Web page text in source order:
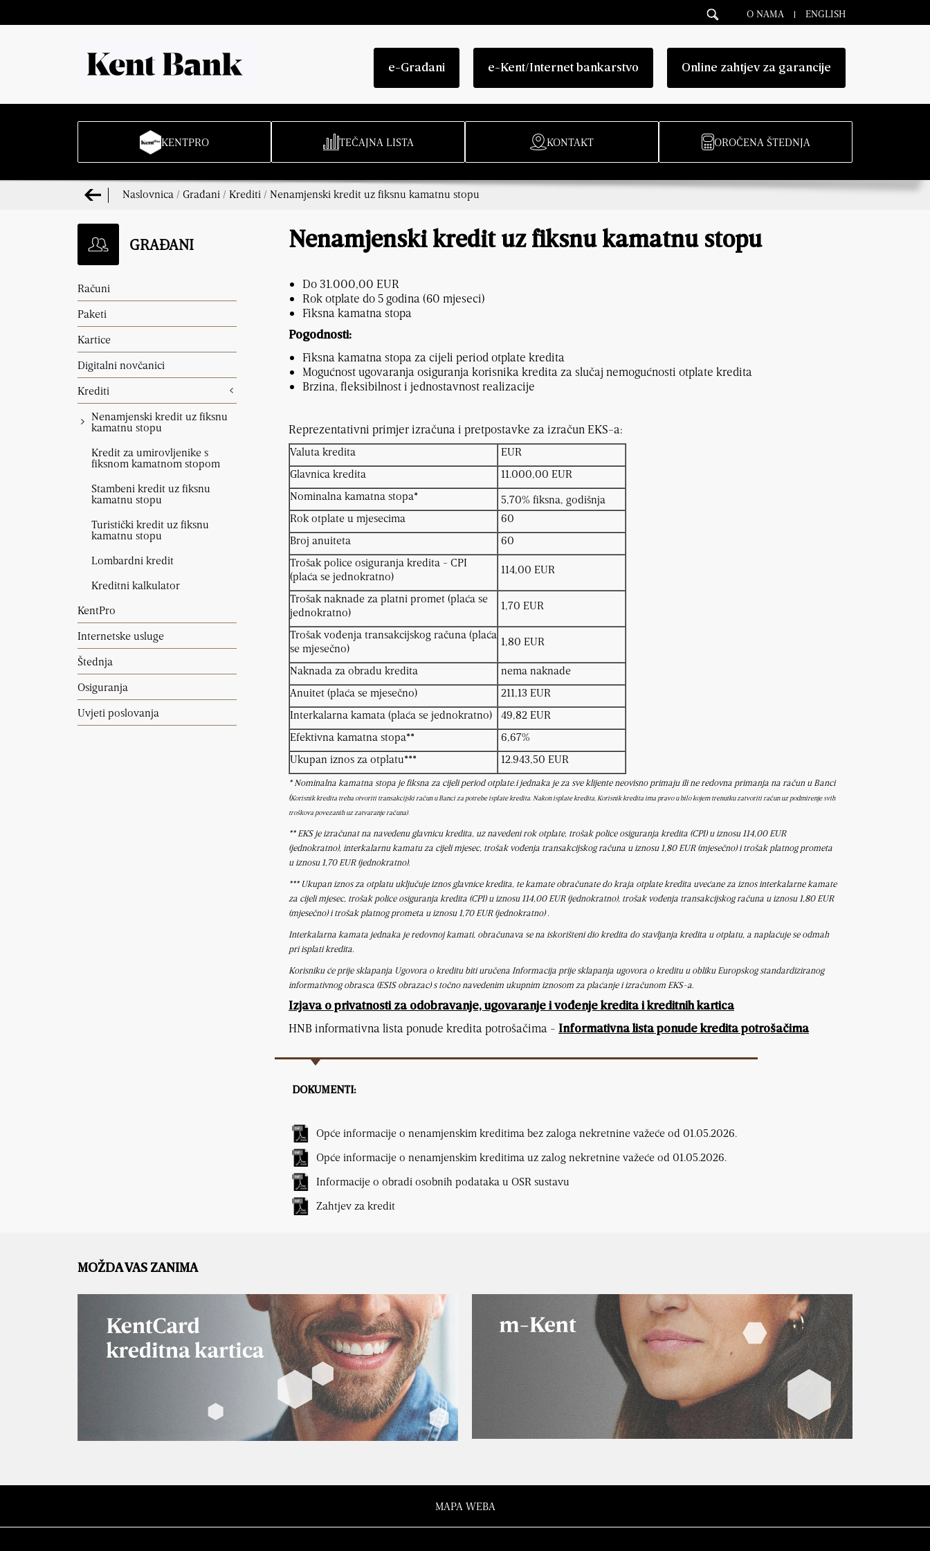
O NAMA ENGLISH
e-Građani e-Kent/Internet bankarstvo Online zahtjev za garancije
KENTPRO TEČAJNA LISTA KONTAKT OROČENA ŠTEDNJA
Naslovnica / Građani / Krediti / Nenamjenski kredit uz fiksnu kamatnu stopu
GRAĐANI
Računi
Paketi
Kartice
Digitalni novčanici
Krediti
Nenamjenski kredit uz fiksnu
kamatnu stopu
Kredit za umirovljenike s
fiksnom kamatnom stopom
Stambeni kredit uz fiksnu
kamatnu stopu
Turistički kredit uz fiksnu
kamatnu stopu
Lombardni kredit
Kreditni kalkulator
KentPro
Internetske usluge
Štednja
Osiguranja
Uvjeti poslovanja
Nenamjenski kredit uz fiksnu kamatnu stopu
Do 31.000,00 EUR
Rok otplate do 5 godina (60 mjeseci)
Fiksna kamatna stopa
Pogodnosti:
Fiksna kamatna stopa za cijeli period otplate kredita
Mogućnost ugovaranja osiguranja korisnika kredita za slučaj nemogućnosti otplate kredita
Brzina, fleksibilnost i jednostavnost realizacije
Reprezentativni primjer izračuna i pretpostavke za izračun EKS-a:
Valuta kredita
EUR
Glavnica kredita
11.000,00 EUR
Nominalna kamatna stopa*
5,70% fiksna, godišnja
Rok otplate u mjesecima
60
Broj anuiteta
60
Trošak police osiguranja kredita - CPI
(plaća se jednokratno)
114,00 EUR
Trošak naknade za platni promet (plaća se
jednokratno)
1,70 EUR
Trošak vođenja transakcijskog računa (plaća
se mjesečno)
1,80 EUR
Naknada za obradu kredita
nema naknade
Anuitet (plaća se mjesečno)
211,13 EUR
Interkalarna kamata (plaća se jednokratno)
49,82 EUR
Efektivna kamatna stopa**
6,67%
Ukupan iznos za otplatu***
12.943,50 EUR
* Nominalna kamatna stopa je fiksna za cijeli period otplate.i jednaka je za sve klijente neovisno primaju ili ne redovna primanja na račun u Banci
(Korisnik kredita treba otvoriti transakcijski račun u Banci za potrebe isplate kredita. Nakon isplate kredita, Korisnik kredita ima pravou bilo kojem trenutku zatvoriti račun uz podmirenje svih
troškova povezanih uz zatvaranje računa).
** EKS je izračunat na navedenu glavnicu kredita, uz navedeni rok otplate, trošak police osiguranja kredita (CPI) u iznosu 114,00 EUR
(jednokratno), interkalarnu kamatu za cijeli mjesec, trošak vođenja transakcijskog računa u iznosu 1,80 EUR (mjesečno) i trošak platnog prometa
u iznosu 1,70 EUR (jednokratno).
*** Ukupan iznos za otplatu uključuje iznos glavnice kredita, te kamate obračunate do kraja otplate kredita uvećane za iznos interkalarne kamate
za cijeli mjesec, trošak police osiguranja kredita (CPI) u iznosu 114,00 EUR (jednokratno), trošak vođenja transakcijskog računa u iznosu 1,80 EUR
(mjesečno)i trošak platnog prometa u iznosu 1,70 EUR (jednokratno) .
Interkalarna kamata jednaka je redovnoj kamati, obračunava se na iskorišteni dio kredita do stavljanja kredita u otplatu, a naplaćuje se odmah
pri isplati kredita.
Korisniku će prije sklapanja Ugovora o kreditu biti uručena Informacija prije sklapanja ugovora o kreditu u obliku Europskog standardiziranog
informativnog obrasca (ESIS obrazac) s točno navedenim ukupnim iznosom za plaćanje i izračunom EKS-a.
Izjava o privatnosti za odobravanje, ugovaranje i vođenje kredita i kreditnih kartica
HNB informativna lista ponude kredita potrošačima - Informativna lista ponude kredita potrošačima
DOKUMENTI:
Opće informacije o nenamjenskim kreditima bez zaloga nekretnine važeće od 01.05.2026.
Opće informacije o nenamjenskim kreditima uz zalog nekretnine važeće od 01.05.2026.
Informacije o obradi osobnih podataka u OSR sustavu
Zahtjev za kredit
MOŽDA VAS ZANIMA
MAPA WEBA